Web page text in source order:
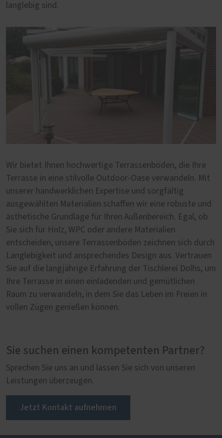
langlebig sind.
Wir bietet Ihnen hochwertige Terrassenböden, die Ihre
Terrasse in eine stilvolle Outdoor-Oase verwandeln. Mit
unserer handwerklichen Expertise und sorgfältig
ausgewählten Materialien schaffen wir eine robuste und
ästhetische Grundlage für Ihren Außenbereich. Egal, ob
Sie sich für Holz, WPC oder andere Materialien
entscheiden, unsere Terrassenböden zeichnen sich durch
Langlebigkeit und ansprechendes Design aus. Vertrauen
Sie auf die langjährige Erfahrung der Tischlerei Dolhs, um
Ihre Terrasse in einen einladenden und gemütlichen
Raum zu verwandeln, in dem Sie das Leben im Freien in
vollen Zügen genießen können.
Sie suchen einen kompetenten Partner?
Sprechen Sie uns an und lassen Sie sich von unseren
Leistungen überzeugen.
Jetzt Kontakt aufnehmen